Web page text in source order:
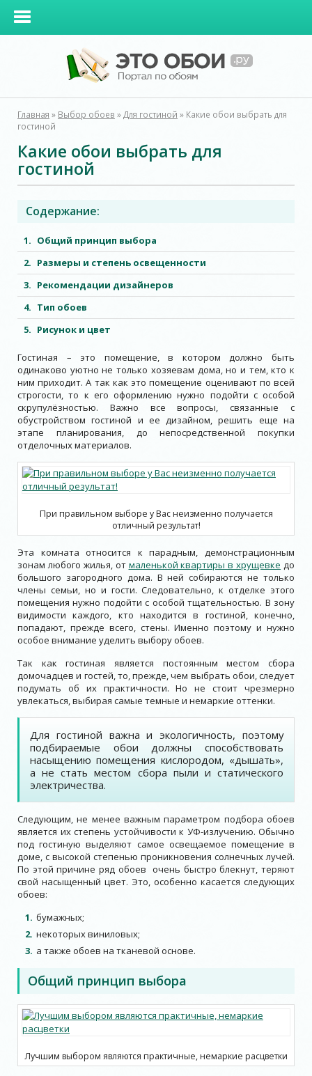
Главная » Выбор обоев » Для гостиной » Какие обои выбрать для
гостиной
Какие обои выбрать для
гостиной
Содержание:
Общий принцип выбора
Размеры и степень освещенности
Рекомендации дизайнеров
Тип обоев
Рисунок и цвет
Гостиная – это помещение, в котором должно быть
одинаково уютно не только хозяевам дома, но и тем, кто к
ним приходит. А так как это помещение оценивают по всей
строгости, то к его оформлению нужно подойти с особой
скрупулёзностью. Важно все вопросы, связанные с
обустройством гостиной и ее дизайном, решить еще на
этапе планирования, до непосредственной покупки
отделочных материалов.
При правильном выборе у Вас неизменно получается
отличный результат!
Эта комната относится к парадным, демонстрационным
зонам любого жилья, от маленькой квартиры в хрущевке до
большого загородного дома. В ней собираются не только
члены семьи, но и гости. Следовательно, к отделке этого
помещения нужно подойти с особой тщательностью. В зону
видимости каждого, кто находится в гостиной, конечно,
попадают, прежде всего, стены. Именно поэтому и нужно
особое внимание уделить выбору обоев.
Так как гостиная является постоянным местом сбора
домочадцев и гостей, то, прежде, чем выбрать обои, следует
подумать об их практичности. Но не стоит чрезмерно
увлекаться, выбирая самые темные и немаркие оттенки.
Для гостиной важна и экологичность, поэтому
подбираемые обои должны способствовать
насыщению помещения кислородом, «дышать»,
а не стать местом сбора пыли и статического
электричества.
Следующим, не менее важным параметром подбора обоев
является их степень устойчивости к УФ-излучению. Обычно
под гостиную выделяют самое освещаемое помещение в
доме, с высокой степенью проникновения солнечных лучей.
По этой причине ряд обоев очень быстро блекнут, теряют
свой насыщенный цвет. Это, особенно касается следующих
обоев:
бумажных;
некоторых виниловых;
а также обоев на тканевой основе.
Общий принцип выбора
Лучшим выбором являются практичные, немаркие расцветки